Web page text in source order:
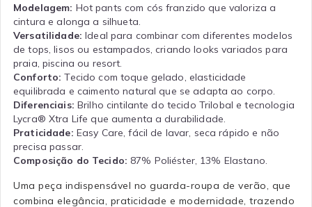
Modelagem: Hot pants com cós franzido que valoriza a
cintura e alonga a silhueta.
Versatilidade: Ideal para combinar com diferentes modelos
de tops, lisos ou estampados, criando looks variados para
praia, piscina ou resort.
Conforto: Tecido com toque gelado, elasticidade
equilibrada e caimento natural que se adapta ao corpo.
Diferenciais: Brilho cintilante do tecido Trilobal e tecnologia
Lycra® Xtra Life que aumenta a durabilidade.
Praticidade: Easy Care, fácil de lavar, seca rápido e não
precisa passar.
Composição do Tecido: 87% Poliéster, 13% Elastano.
Uma peça indispensável no guarda-roupa de verão, que
combina elegância, praticidade e modernidade, trazendo